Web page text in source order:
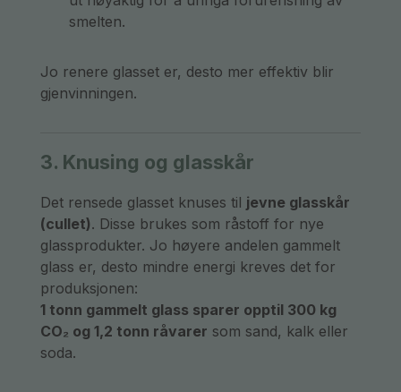
smelten.
Jo renere glasset er, desto mer effektiv blir
gjenvinningen.
3. Knusing og glasskår
Det rensede glasset knuses til jevne glasskår
(cullet). Disse brukes som råstoff for nye
glassprodukter. Jo høyere andelen gammelt
glass er, desto mindre energi kreves det for
produksjonen:
1 tonn gammelt glass sparer opptil 300 kg
CO₂ og 1,2 tonn råvarer som sand, kalk eller
soda.